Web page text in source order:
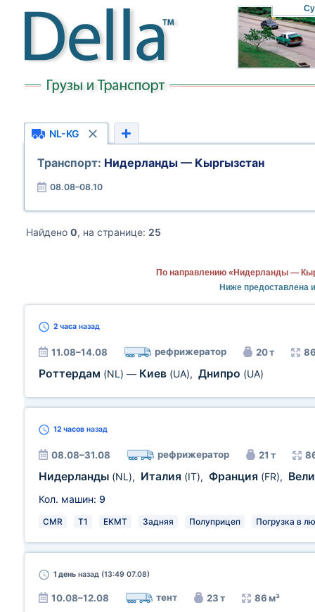
NL-KG
Транспорт: Нидерланды — Кыргызстан
08.08–08.10
Найдено 0, на странице: 25
По направлению «Нидерланды —
Ниже
2 часа назад
11.08–14.08 рефрижератор 20 т
Роттердам (NL) — Киев (UA), Днипро (UA)
12 часов назад
08.08–31.08 рефрижератор 21 т
Нидерланды (NL), Италия (IT), Франция (FR),
Кол. машин: 9
CMR T1 EKMT Задняя Полуприцеп Погрузка в
1 день назад (13:49 07.08)
10.08–12.08 тент 23 т 86 м³